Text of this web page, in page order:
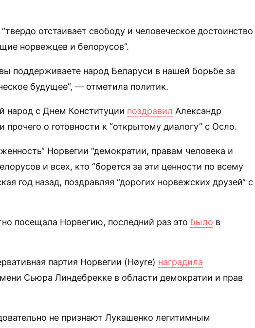
отстаивает свободу и человеческое достоинство
норвежцев и белорусов”.
поддерживаете народ Беларуси в нашей борьбе за
будущее”, — отметила политик.
народ с Днем Конституции поздравил Александр
прочего о готовности к “открытому диалогу” с Осло.
Норвегии “демократии, правам человека и
и всех, кто “борется за эти ценности по всему
год назад, поздравляя “дорогих норвежских друзей“ с
посещала Норвегию, последний раз это было в
партия Норвегии (Høyre) наградила
Сьюра Линдебрекке в области демократии и прав
не признают Лукашенко легитимным